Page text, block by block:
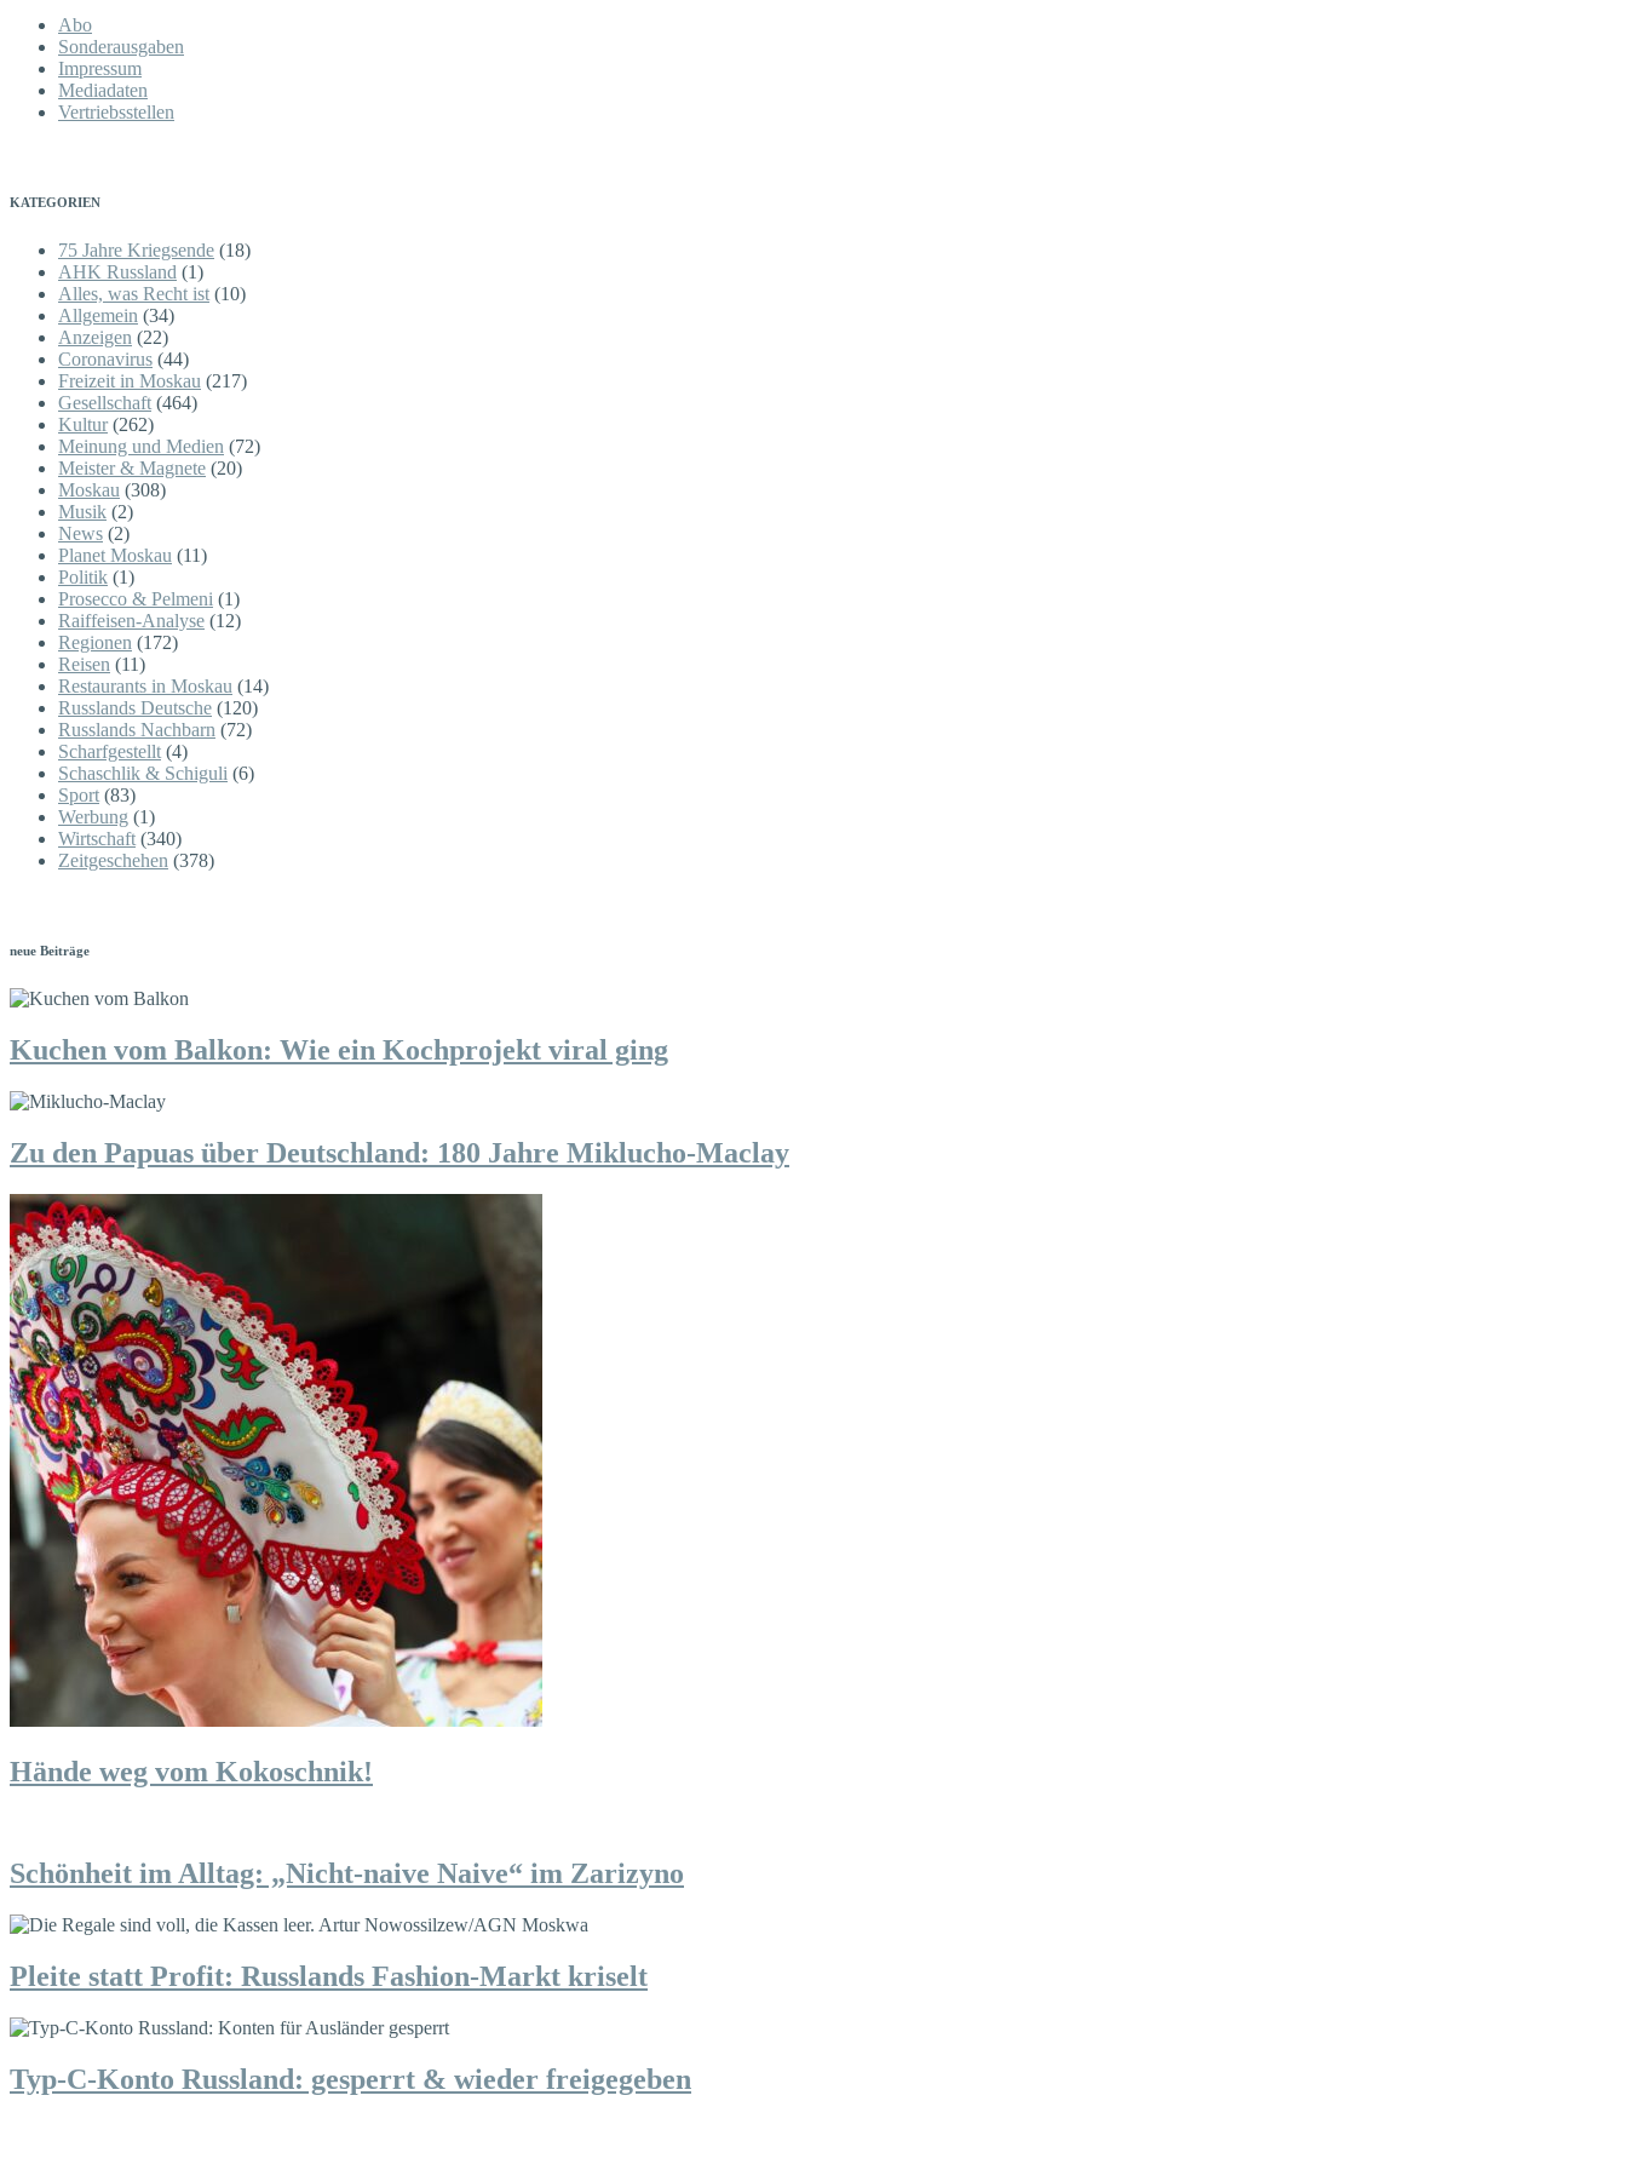
Abo
Sonderausgaben
Impressum
Mediadaten
Vertriebsstellen
KATEGORIEN
75 Jahre Kriegsende (18)
AHK Russland (1)
Alles, was Recht ist (10)
Allgemein (34)
Anzeigen (22)
Coronavirus (44)
Freizeit in Moskau (217)
Gesellschaft (464)
Kultur(262)
Meinung und Medien (72)
Meister & Magnete (20)
Moskau (308)
Musik (2)
News (2)
Planet Moskau (11)
Politik (1)
Prosecco & Pelmeni (1)
Raiffeisen-Analyse (12)
Regionen (172)
Reisen (11)
Restaurants in Moskau (14)
Russlands Deutsche (120)
Russlands Nachbarn (72)
Scharfgestellt (4)
Schaschlik & Schiguli (6)
Sport (83)
Werbung (1)
Wirtschaft (340)
Zeitgeschehen (378)
neue Beiträge
Kuchen vom Balkon: Wie ein Kochprojekt viral ging
Zu den Papuas über Deutschland: 180 Jahre Miklucho-Maclay
Hände weg vom Kokoschnik!
Schönheit im Alltag: „Nicht-naive Naive“ im Zarizyno
Pleite statt Profit: Russlands Fashion-Markt kriselt
Typ-C-Konto Russland: gesperrt & wieder freigegeben